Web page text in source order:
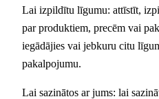
Lai izpildītu līgumu: attīstīt,
par produktiem, precēm vai
iegādājies vai jebkuru citu
pakalpojumu.
Lai sazinātos ar jums: lai